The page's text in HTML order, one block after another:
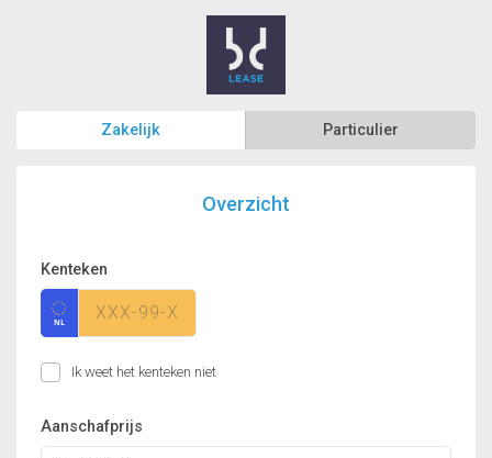
Zakelijk Particulier
Overzicht
Kenteken
Ik weet het kenteken niet
Aanschafprijs